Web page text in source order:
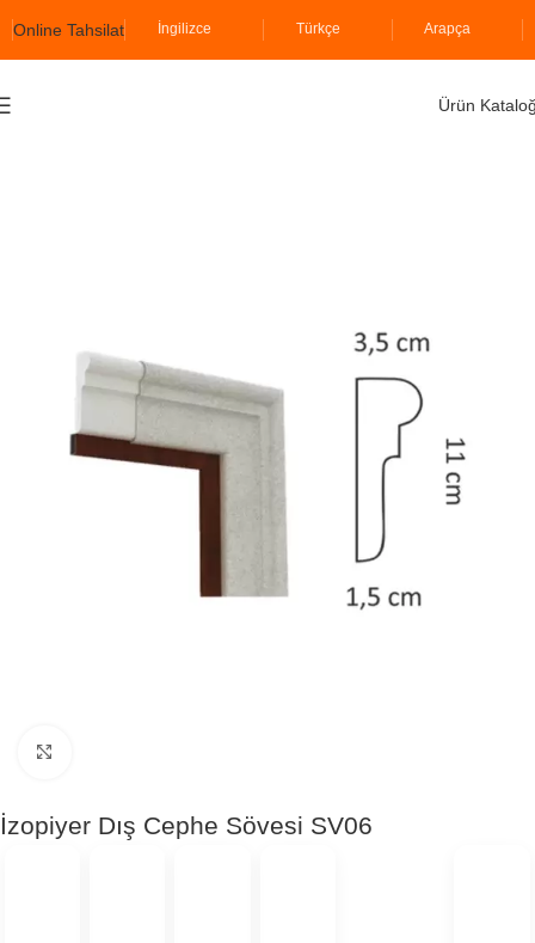
Online Tahsilat İngilizce Türkçe Arapça
Ürün
İzopiyer Dış Cephe Sövesi SV06